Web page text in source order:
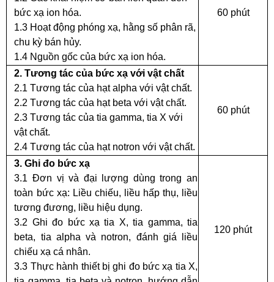
bức xạ ion hóa.
1.3 Hoạt động phóng xạ, hằng số phân rã,
chu kỳ bán hủy.
1.4 Nguồn gốc của bức xạ ion hóa.
60 phút
2. Tương tác của bức xạ với vật chất
2.1 Tương tác của hạt alpha với vật chất.
2.2 Tương tác của hạt beta với vật chất.
2.3 Tương tác của tia gamma, tia X với
vật chất.
2.4 Tương tác của hạt notron với vật chất.
60 phút
3. Ghi đo bức xạ
3.1 Đơn vị và đại lượng dùng trong an
toàn bức xạ: Liều chiếu, liều hấp thụ, liều
tương đương, liều hiệu dụng.
3.2 Ghi đo bức xạ tia X, tia gamma, tia
beta, tia alpha và notron, đánh giá liều
chiếu xạ cá nhân.
3.3 Thực hành thiết bị ghi đo bức xạ tia X,
120 phút